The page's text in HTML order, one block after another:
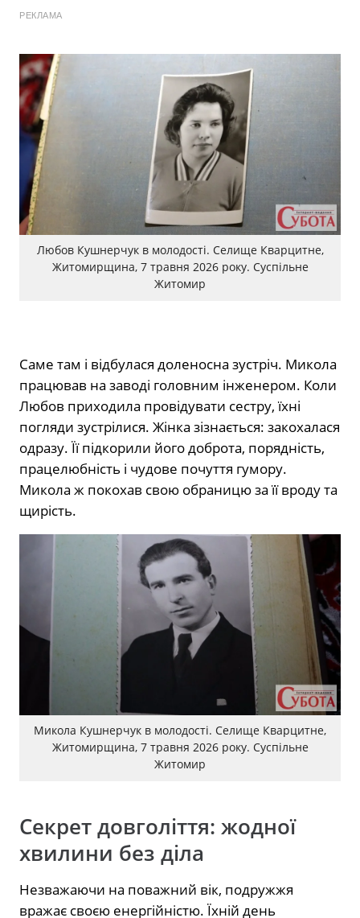
РЕКЛАМА
Любов Кушнерчук в молодості. Селище Кварцитне,
Житомирщина, 7 травня 2026 року. Суспільне
Житомир
Саме там і відбулася доленосна зустріч. Микола
працював на заводі головним інженером. Коли
Любов приходила провідувати сестру, їхні
погляди зустрілися. Жінка зізнається: закохалася
одразу. Її підкорили його доброта, порядність,
працелюбність і чудове почуття гумору.
Микола ж покохав свою обраницю за її вроду та
щирість.
Микола Кушнерчук в молодості. Селище Кварцитне,
Житомирщина, 7 травня 2026 року. Суспільне
Житомир
Секрет довголіття: жодної
хвилини без діла
Незважаючи на поважний вік, подружжя
вражає своєю енергійністю. Їхній день